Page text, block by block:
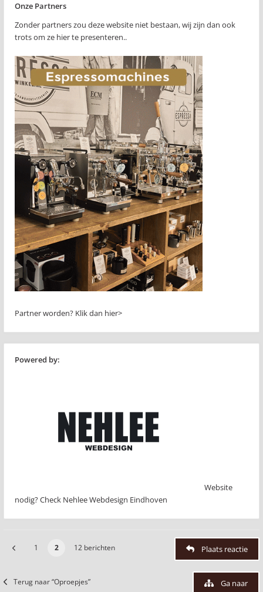
Onze Partners
Zonder partners zou deze website niet bestaan, wij zijn dan ook
trots om ze hier te presenteren..
Partner worden? Klik dan hier>
Powered by:
Website
nodig? Check Nehlee Webdesign Eindhoven
1 2 12 berichten Plaats reactie
Terug naar “Oproepjes” Ga naar